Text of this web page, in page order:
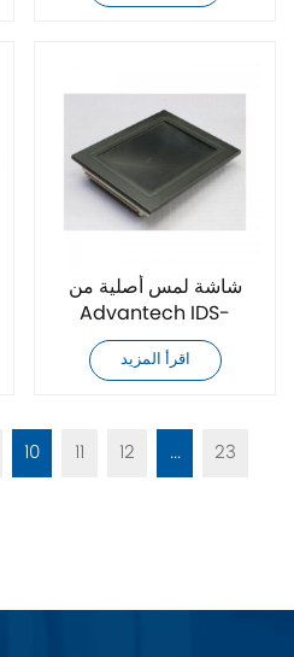
شاشة لمس أصلية من
Advantech IDS-
3218WR-30HDA1
اقرأ المزيد
10 11 12 ... 23